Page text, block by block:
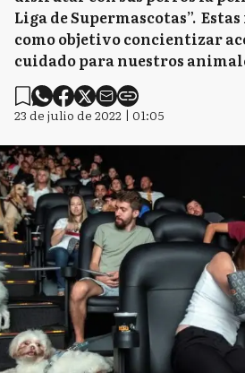
Liga de Supermascotas”.
como objetivo concientizar
cuidado para nuestros
23 de julio de 2022 | 01:05